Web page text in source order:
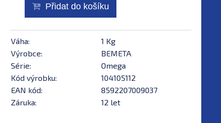
Přidat do košíku
Váha:
1 Kg
Výrobce:
BEMETA
Série:
Omega
Kód výrobku:
104105112
EAN kód:
8592207009037
Záruka:
12 let